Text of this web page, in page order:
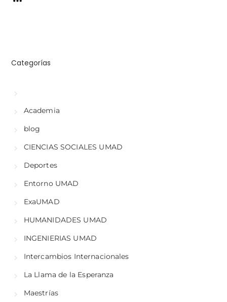
Categorías
Academia
blog
CIENCIAS SOCIALES UMAD
Deportes
Entorno UMAD
ExaUMAD
HUMANIDADES UMAD
INGENIERIAS UMAD
Intercambios Internacionales
La Llama de la Esperanza
Maestrías